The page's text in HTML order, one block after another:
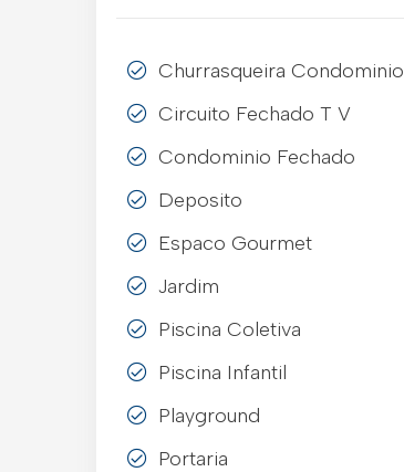
Churrasqueira Condominio
Circuito Fechado T V
Condominio Fechado
Deposito
Espaco Gourmet
Jardim
Piscina Coletiva
Piscina Infantil
Playground
Portaria